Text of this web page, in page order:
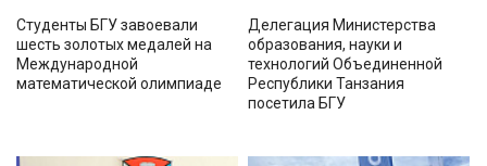
Студенты БГУ завоевали
шесть золотых медалей на
Международной
математической олимпиаде
Делегация Министерства
образования, науки и
технологий Объединенной
Республики Танзания
посетила БГУ